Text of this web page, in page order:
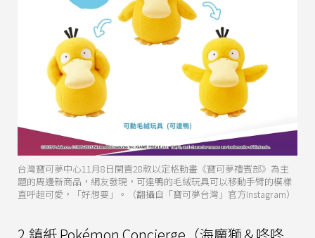
台灣寶可夢中心11月8日開賣28款以定格動畫《寶可夢禮賓部》為主
題的周邊新商品，網友發現，可達鴨的毛絨玩具可以移動手臂的模樣
直呼超可愛，「好想要」。（翻攝自「寶可夢台灣」官方Instagram）